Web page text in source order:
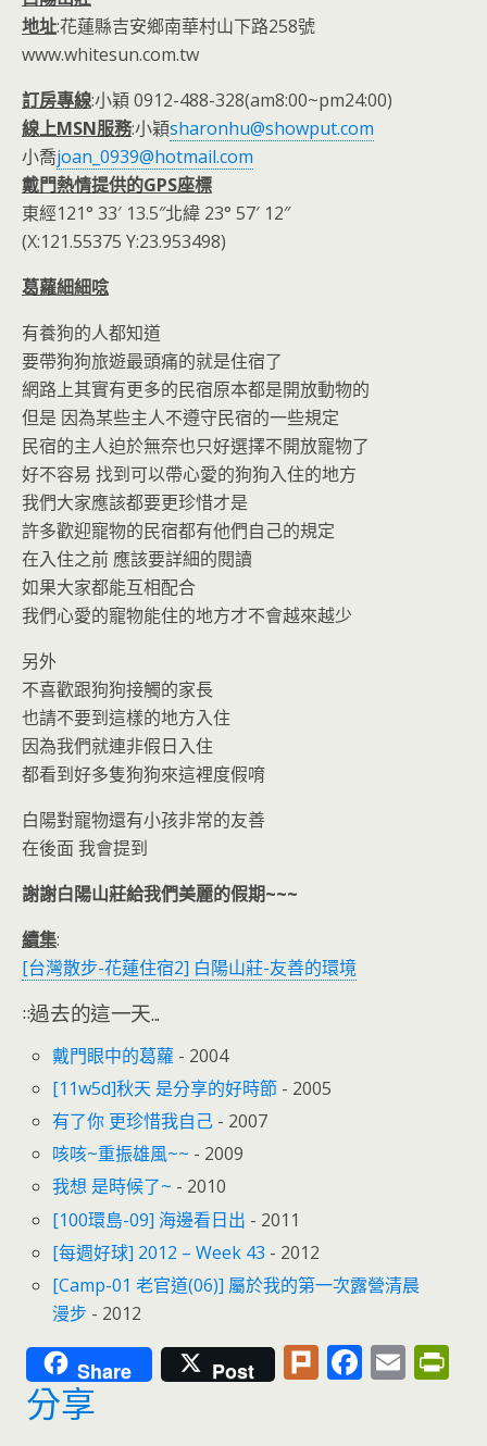
地址:花蓮縣吉安鄉南華村山下路258號
www.whitesun.com.tw
訂房專線:小穎 0912-488-328(am8:00~pm24:00)
線上MSN服務:小穎sharonhu@showput.com
小喬joan_0939@hotmail.com
戴門熱情提供的GPS座標
東經121° 33′ 13.5″北緯 23° 57′ 12″
(X:121.55375 Y:23.953498)
葛蘿細細唸
有養狗的人都知道
要帶狗狗旅遊最頭痛的就是住宿了
網路上其實有更多的民宿原本都是開放動物的
但是 因為某些主人不遵守民宿的一些規定
民宿的主人迫於無奈也只好選擇不開放寵物了
好不容易 找到可以帶心愛的狗狗入住的地方
我們大家應該都要更珍惜才是
許多歡迎寵物的民宿都有他們自己的規定
在入住之前 應該要詳細的閱讀
如果大家都能互相配合
我們心愛的寵物能住的地方才不會越來越少
另外
不喜歡跟狗狗接觸的家長
也請不要到這樣的地方入住
因為我們就連非假日入住
都看到好多隻狗狗來這裡度假唷
白陽對寵物還有小孩非常的友善
在後面 我會提到
謝謝白陽山莊給我們美麗的假期~~~
續集:
[台灣散步-花蓮住宿2] 白陽山莊-友善的環境
::過去的這一天...
戴門眼中的葛蘿 - 2004
[11w5d]秋天 是分享的好時節 - 2005
有了你 更珍惜我自己 - 2007
咳咳~重振雄風~~ - 2009
我想 是時候了~ - 2010
[100環島-09] 海邊看日出 - 2011
[每週好球] 2012 – Week 43 - 2012
[Camp-01 老官道(06)] 屬於我的第一次露營清晨
漫步 - 2012
Share Post Pl F E
分享